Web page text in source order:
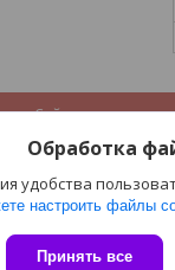
Сайт создан на
Политика
Обработка
удобства
настроить файлы
Принять все
«Ретроэлектро» |
Select